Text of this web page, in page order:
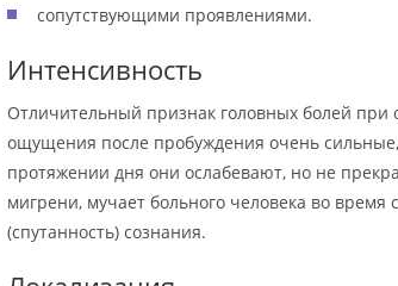
сопутствующими проявлениями.
Интенсивность
Отличительный признак головных болей при
ощущения после пробуждения очень
протяжении дня они ослабевают, но не
мигрени, мучает больного человека во
(спутанность) сознания.